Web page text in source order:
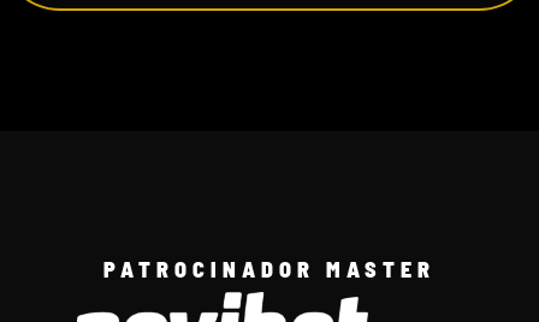
PATROCINADOR MASTER